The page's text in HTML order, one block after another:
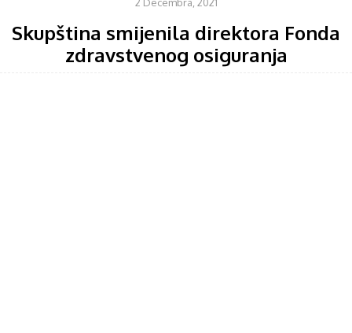
Skupština smijenila direktora Fonda
zdravstvenog osiguranja